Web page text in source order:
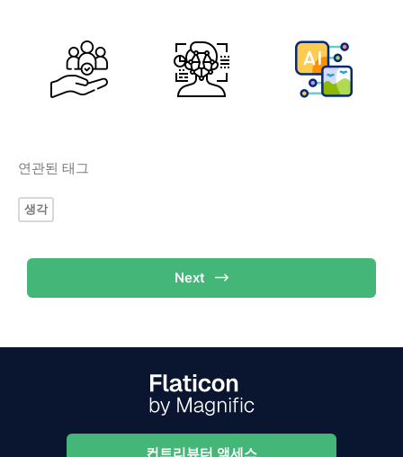
연관된 태그
생각
Next
컨트리뷰터 액세스